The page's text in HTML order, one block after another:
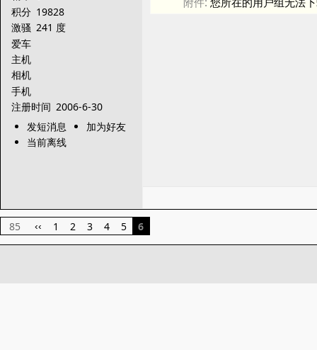
积分 19828
激骚 241 度
爱车
主机
相机
手机
注册时间 2006-6-30
发短消息
加为好友
当前离线
85 ‹‹ 1 2 3 4 5 6